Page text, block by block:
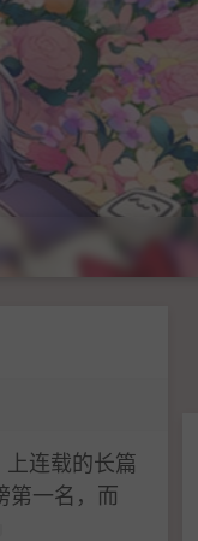
连载的长篇
第一名，而